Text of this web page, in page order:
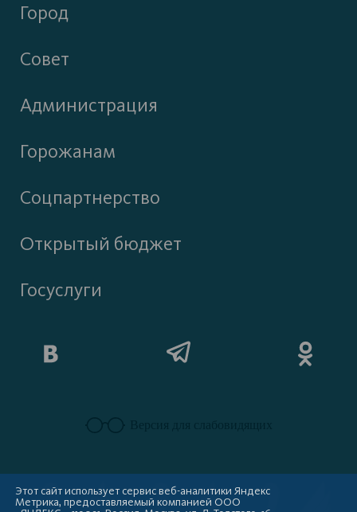
Город
Совет
Администрация
Горожанам
Соцпартнерство
Открытый бюджет
Госуслуги
Этот сайт использует сервис веб-аналитики Яндекс
Метрика, предоставляемый компанией ООО